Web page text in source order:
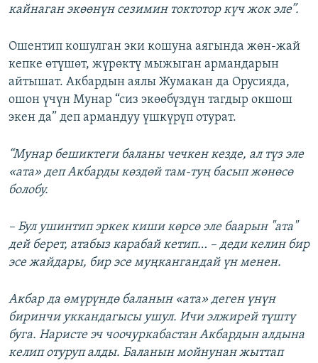
кайнаган экөөнүн сезимин токтотор күч жок эле”.
Ошентип кошулган эки кошуна аягында жөн-жай
кепке өтүшөт, жүрөктү мыжыган армандарын
айтышат. Акбардын аялы Жумакан да Орусияда,
ошон үчүн Мунар “сиз экөөбүздүн тагдыр окшош
экен да” деп армандуу үшкүрүп отурат.
“Мунар бешиктеги баланы чечкен кезде, ал түз эле
«ата» деп Акбарды көздөй там-туң басып жөнөсө
болобу.
– Бул ушинтип эркек киши көрсө эле баарын "ата"
дей берет, атабыз карабай кетип… – деди келин бир
эсе жайдары, бир эсе муңкангандай үн менен.
Акбар да өмүрүндө баланын «ата» деген үнүн
биринчи уккандагысы ушул. Ичи элжирей түштү
буга. Наристе эч чоочуркабастан Акбардын алдына
келип отуруп алды. Баланын мойнунан жыттап